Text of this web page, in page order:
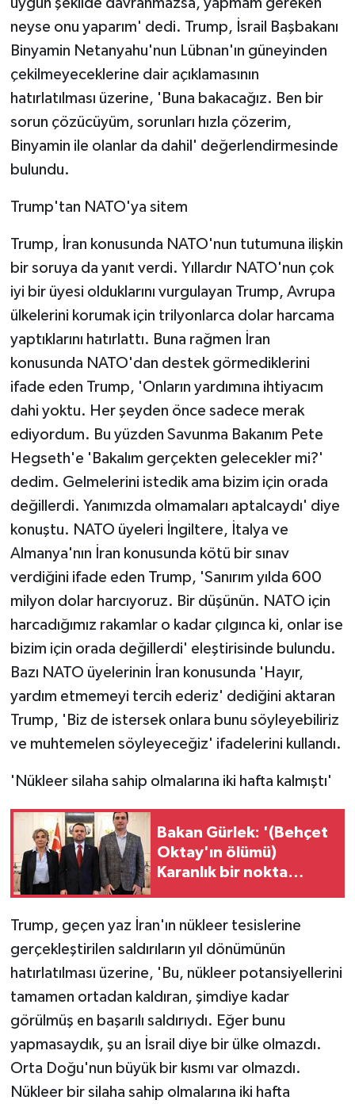
neyse onu yaparım' dedi. Trump, İsrail Başbakanı
Binyamin Netanyahu'nun Lübnan'ın güneyinden
çekilmeyeceklerine dair açıklamasının
hatırlatılması üzerine, 'Buna bakacağız. Ben bir
sorun çözücüyüm, sorunları hızla çözerim,
Binyamin ile olanlar da dahil' değerlendirmesinde
bulundu.
Trump'tan NATO'ya sitem
Trump, İran konusunda NATO'nun tutumuna ilişkin
bir soruya da yanıt verdi. Yıllardır NATO'nun çok
iyi bir üyesi olduklarını vurgulayan Trump, Avrupa
ülkelerini korumak için trilyonlarca dolar harcama
yaptıklarını hatırlattı. Buna rağmen İran
konusunda NATO'dan destek görmediklerini
ifade eden Trump, 'Onların yardımına ihtiyacım
dahi yoktu. Her şeyden önce sadece merak
ediyordum. Bu yüzden Savunma Bakanım Pete
Hegseth'e 'Bakalım gerçekten gelecekler mi?'
dedim. Gelmelerini istedik ama bizim için orada
değillerdi. Yanımızda olmamaları aptalcaydı' diye
konuştu. NATO üyeleri İngiltere, İtalya ve
Almanya'nın İran konusunda kötü bir sınav
verdiğini ifade eden Trump, 'Sanırım yılda 600
milyon dolar harcıyoruz. Bir düşünün. NATO için
harcadığımız rakamlar o kadar çılgınca ki, onlar ise
bizim için orada değillerdi' eleştirisinde bulundu.
Bazı NATO üyelerinin İran konusunda 'Hayır,
yardım etmemeyi tercih ederiz' dediğini aktaran
Trump, 'Biz de istersek onlara bunu söyleyebiliriz
ve muhtemelen söyleyeceğiz' ifadelerini kullandı.
'Nükleer silaha sahip olmalarına iki hafta kalmıştı'
Bakan Gürlek: '(Behçet
Oktay'ın ölümü)
Karanlık bir nokta
devletin görevi'
Trump, geçen yaz İran'ın nükleer tesislerine
gerçekleştirilen saldırıların yıl dönümünün
hatırlatılması üzerine, 'Bu, nükleer potansiyellerini
tamamen ortadan kaldıran, şimdiye kadar
görülmüş en başarılı saldırıydı. Eğer bunu
yapmasaydık, şu an İsrail diye bir ülke olmazdı.
Orta Doğu'nun büyük bir kısmı var olmazdı.
Nükleer bir silaha sahip olmalarına iki hafta